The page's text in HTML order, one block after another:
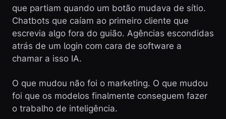
que partiam quando um botão mudava de sítio.
Chatbots que caíam ao primeiro cliente que
escrevia algo fora do guião. Agências escondidas
atrás de um login com cara de software a
chamar a isso IA.
O que mudou não foi o marketing. O que mudou
foi que os modelos finalmente conseguem fazer
o trabalho de inteligência.